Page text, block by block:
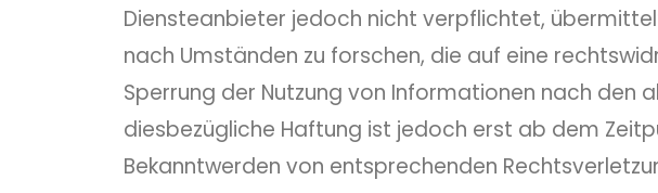
Diensteanbieter jedoch nicht verpflichtet,
nach Umständen zu forschen, die auf eine
Sperrung der Nutzung von Informationen nach den
diesbezügliche Haftung ist jedoch erst ab dem
Bekanntwerden von entsprechenden